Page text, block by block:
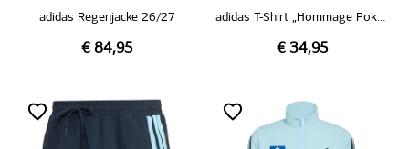
adidas Regenjacke 26/27
€ 84,95
adidas T-Shirt „Hommage Pokalsieg 1976“
€ 34,95